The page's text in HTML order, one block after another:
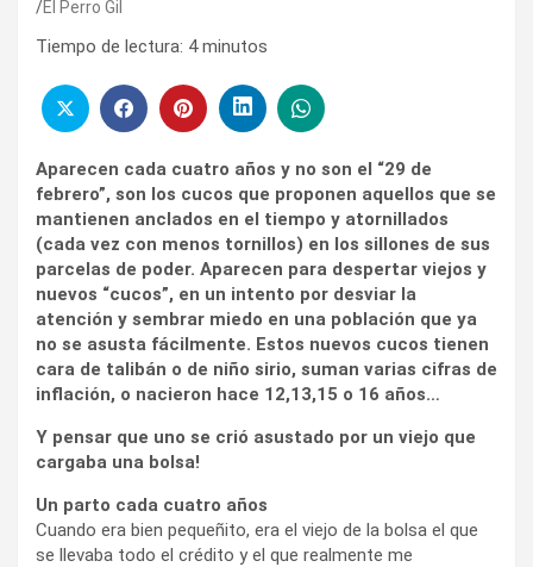
El Perro Gil
Tiempo de lectura: 4 minutos
Aparecen cada cuatro años y no son el “29 de
febrero”, son los cucos que proponen aquellos que se
mantienen anclados en el tiempo y atornillados
(cada vez con menos tornillos) en los sillones de sus
parcelas de poder. Aparecen para despertar viejos y
nuevos “cucos”, en un intento por desviar la
atención y sembrar miedo en una población que ya
no se asusta fácilmente. Estos nuevos cucos tienen
cara de talibán o de niño sirio, suman varias cifras de
inflación, o nacieron hace 12,13,15 o 16 años…
Y pensar que uno se crió asustado por un viejo que
cargaba una bolsa!
Un parto cada cuatro años
Cuando era bien pequeñito, era el viejo de la bolsa el que
se llevaba todo el crédito y el que realmente me